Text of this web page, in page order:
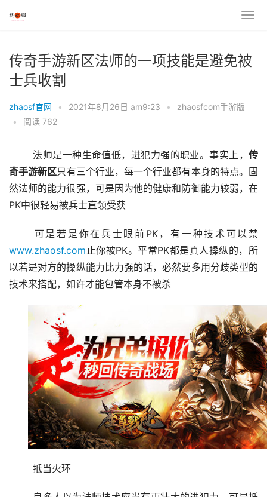
传奇手游新区法师的一项技能是避免被
士兵收割
zhaosf官网 • 2021年8月26日 am9:23 •
zhaosfcom手游版
•
阅读 762
	法师是一种生命值低，进犯力强的职业。事实上，
传
奇手游新区只有三个行业，每一个行业都有本身的特点。固
然法师的能力很强，可是因为他的健康和防御能力较弱，在
PK中很轻易被兵士直领受获
	可是若是你在兵士眼前PK，有一种技术可以禁
www.zhaosf.com止你被PK。平常PK都是真人操纵的，所
以若是对方的操纵能力比力强的话，必然要多用分歧类型的
技术来搭配，如许才能包管本身不被杀
	抵当火环